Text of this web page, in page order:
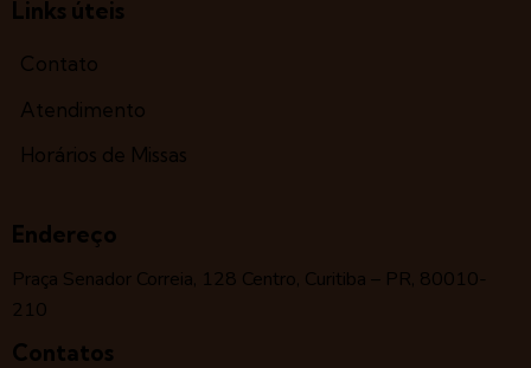
Links úteis
Contato
Atendimento
Horários de Missas
Endereço
Praça Senador Correia, 128 Centro, Curitiba – PR, 80010-
210
Contatos